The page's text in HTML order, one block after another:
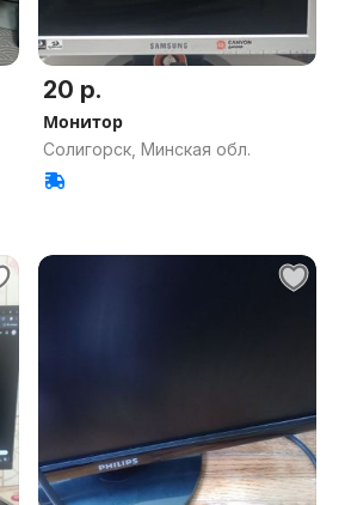
20 р.
Монитор
Солигорск, Минская обл.